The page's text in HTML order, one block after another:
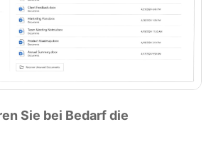
Sie bei Bedarf die